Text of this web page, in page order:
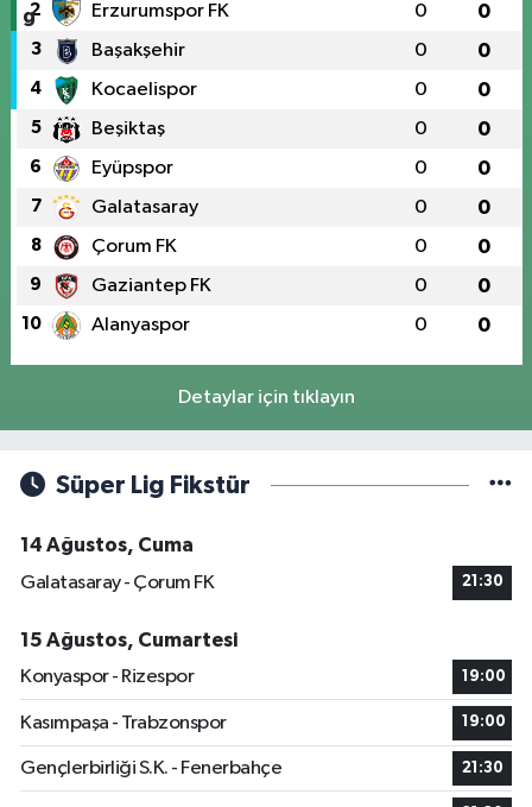
2 Erzurumspor FK 0 0
3 Başakşehir 0 0
4 Kocaelispor 0 0
5 Beşiktaş 0 0
6 Eyüpspor 0 0
7 Galatasaray 0 0
8 Çorum FK 0 0
9 Gaziantep FK 0 0
10 Alanyaspor 0 0
Detaylar için tıklayın
Süper Lig Fikstür
14 Ağustos, Cuma
Galatasaray - Çorum FK
21:30
15 Ağustos, Cumartesi
Konyaspor - Rizespor
19:00
Kasımpaşa - Trabzonspor 19:00
Gençlerbirliği S.K. - Fenerbahçe 21:30